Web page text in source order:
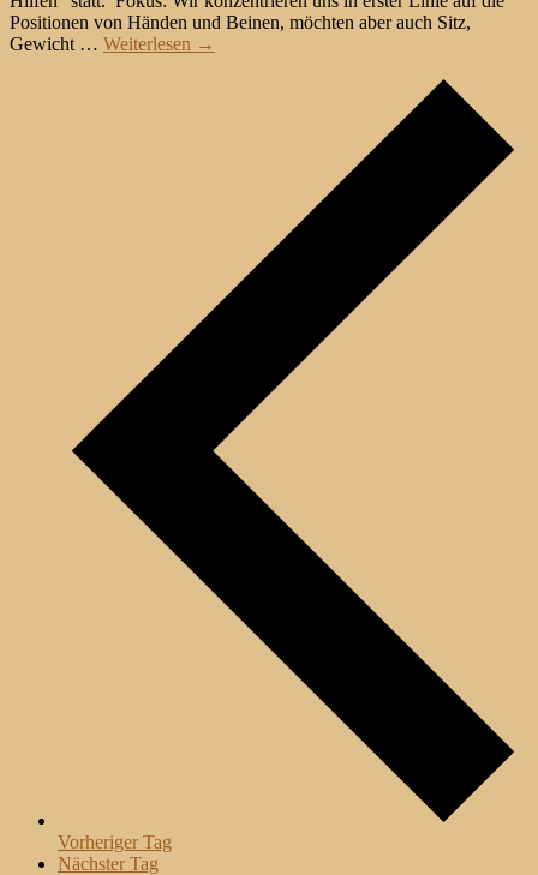
Positionen von Händen und Beinen, möchten aber auch Sitz,
Gewicht … Weiterlesen →
Vorheriger Tag
Nächster Tag